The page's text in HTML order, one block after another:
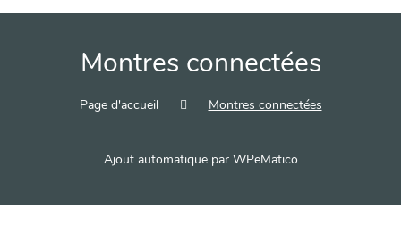
Montres connectées
Page d'accueil Montres connectées
Ajout automatique par WPeMatico